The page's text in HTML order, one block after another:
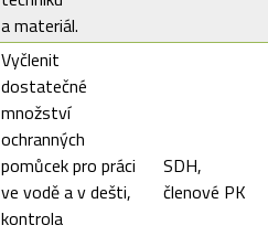
a materiál.
Vyčlenit
dostatečné
množství
ochranných
pomůcek pro práci
ve vodě a v dešti,
kontrola
SDH,
členové PK